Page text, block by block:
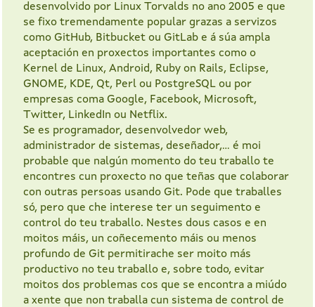
desenvolvido por Linux Torvalds no ano 2005 e que
se fixo tremendamente popular grazas a servizos
como GitHub, Bitbucket ou GitLab e á súa ampla
aceptación en proxectos importantes como o
Kernel de Linux, Android, Ruby on Rails, Eclipse,
GNOME, KDE, Qt, Perl ou PostgreSQL ou por
empresas coma Google, Facebook, Microsoft,
Twitter, LinkedIn ou Netflix.
Se es programador, desenvolvedor web,
administrador de sistemas, deseñador,… é moi
probable que nalgún momento do teu traballo te
encontres cun proxecto no que teñas que colaborar
con outras persoas usando Git. Pode que traballes
só, pero que che interese ter un seguimento e
control do teu traballo. Nestes dous casos e en
moitos máis, un coñecemento máis ou menos
profundo de Git permitirache ser moito más
productivo no teu traballo e, sobre todo, evitar
moitos dos problemas cos que se encontra a miúdo
a xente que non traballa cun sistema de control de